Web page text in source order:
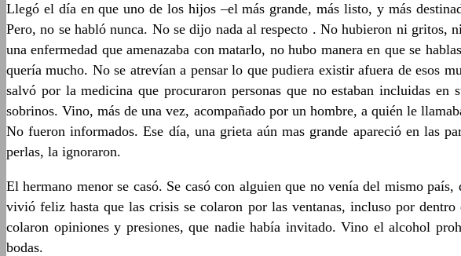
Llegó el día en que uno de los hijos –el más grande, más listo, y más
Pero, no se habló nunca. No se dijo nada al respecto . No hubieron ni gritos,
una enfermedad que amenazaba con matarlo, no hubo manera en que se
quería mucho. No se atrevían a pensar lo que pudiera existir afuera de esos
salvó por la medicina que procuraron personas que no estaban incluidas
sobrinos. Vino, más de una vez, acompañado por un hombre, a quién le
No fueron informados. Ese día, una grieta aún mas grande apareció en las
perlas, la ignoraron.
El hermano menor se casó. Se casó con alguien que no venía del mismo
vivió feliz hasta que las crisis se colaron por las ventanas, incluso por
colaron opiniones y presiones, que nadie había invitado. Vino el alcohol
bodas.